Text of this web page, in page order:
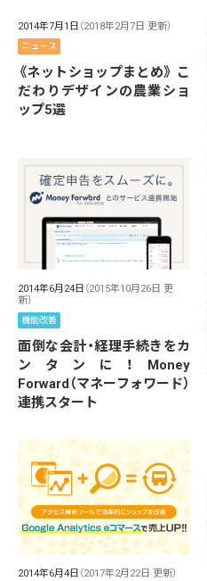
2014年7月1日 （2018年2月7日 更新）
ニュース
《ネットショップまとめ》 こ
だわりデザインの農業ショ
ップ5選
2014年6月24日 （2015年10月26日 更
新）
機能改善
面倒な会計・経理手続きをカ
ンタンに！Money
Forward（マネーフォワード）
連携スタート
2014年6月4日 （2017年2月22日 更新）